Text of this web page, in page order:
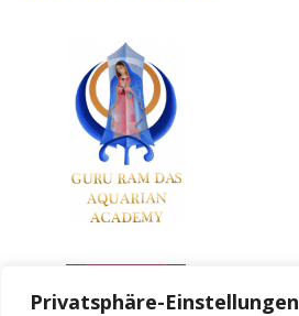
Privatsphäre-Einstellungen